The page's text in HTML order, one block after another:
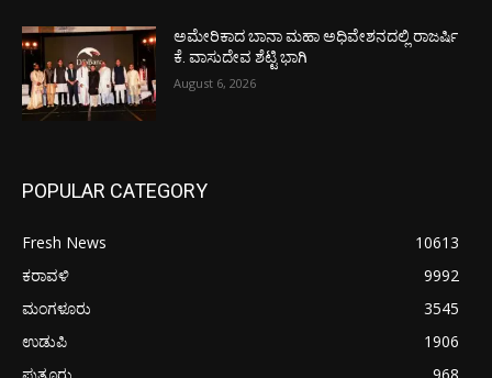
ಅಮೇರಿಕಾದ ಬಾನಾ ಮಹಾ ಅಧಿವೇಶನದಲ್ಲಿ ರಾಜರ್ಷಿ
ಕೆ. ವಾಸುದೇವ ಶೆಟ್ಟಿ ಭಾಗಿ
August 6, 2026
POPULAR CATEGORY
Fresh News
10613
ಕರಾವಳಿ
9992
ಮಂಗಳೂರು
3545
ಉಡುಪಿ
1906